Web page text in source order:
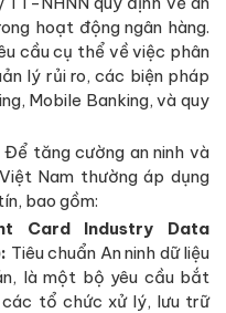
hoạt động ngân hàng.
cầu cụ thể về việc phân
lý rủi ro, các biện pháp
Mobile Banking, và quy
Để tăng cường an ninh và
Nam thường áp dụng
bao gồm:
Card Industry Data
Tiêu chuẩn An ninh dữ liệu
là một bộ yêu cầu bắt
tổ chức xử lý, lưu trữ